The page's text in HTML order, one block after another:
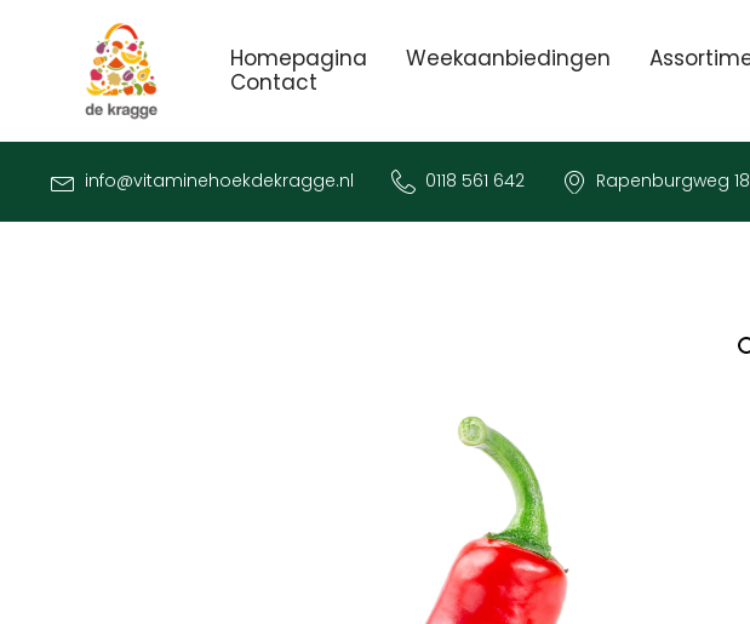
Homepagina Weekaanbiedingen
Contact
info@vitaminehoekdekragge.nl 0118 561 642 Rapenburgweg